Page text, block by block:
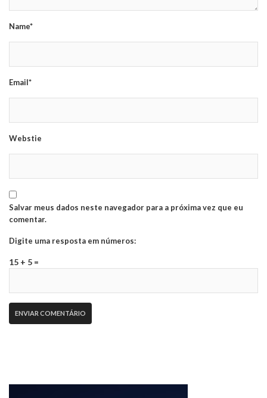
Name*
Email*
Webstie
Salvar meus dados neste navegador para a próxima vez que eu
comentar.
Digite uma resposta em números:
15 + 5 =